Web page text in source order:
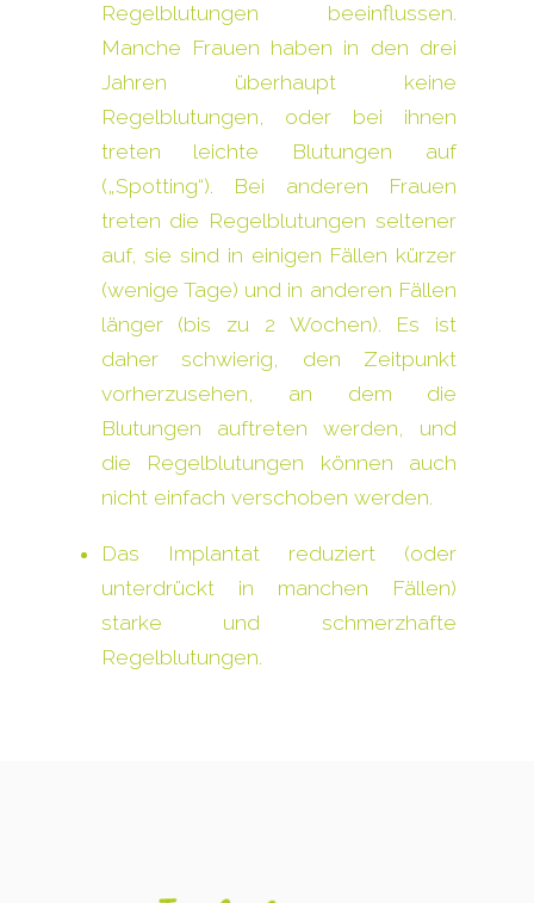
Regelblutungen beeinflussen.
Manche Frauen haben in den drei
Jahren überhaupt keine
Regelblutungen, oder bei ihnen
treten leichte Blutungen auf
(„Spotting“). Bei anderen Frauen
treten die Regelblutungen seltener
auf, sie sind in einigen Fällen kürzer
(wenige Tage) und in anderen Fällen
länger (bis zu 2 Wochen). Es ist
daher schwierig, den Zeitpunkt
vorherzusehen, an dem die
Blutungen auftreten werden, und
die Regelblutungen können auch
nicht einfach verschoben werden.
Das Implantat reduziert (oder
unterdrückt in manchen Fällen)
starke und schmerzhafte
Regelblutungen.